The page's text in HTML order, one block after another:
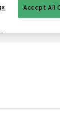
Accept All